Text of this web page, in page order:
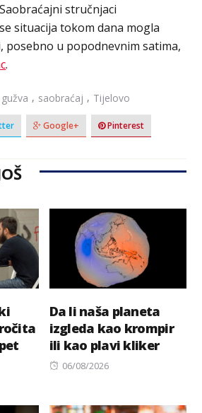
stručnjaci
situacija tokom dana mogla
posebno u popodnevnim satima,
.
gužva , saobraćaj , Tijelovo
Google+ Pinterest
Da li naša planeta
izgleda kao krompir
ili kao plavi kliker
Posted
06/08/2026